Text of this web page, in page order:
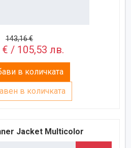
143,16 €
€ / 105,53 лв.
в количката
в количката
Jacket Multicolor